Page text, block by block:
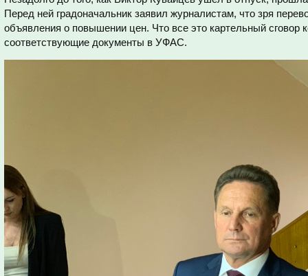
Перед ней градоначальник заявил журналистам, что зря
объявления о повышении цен. Что все это картельный сговор
соответствующие документы в УФАС.